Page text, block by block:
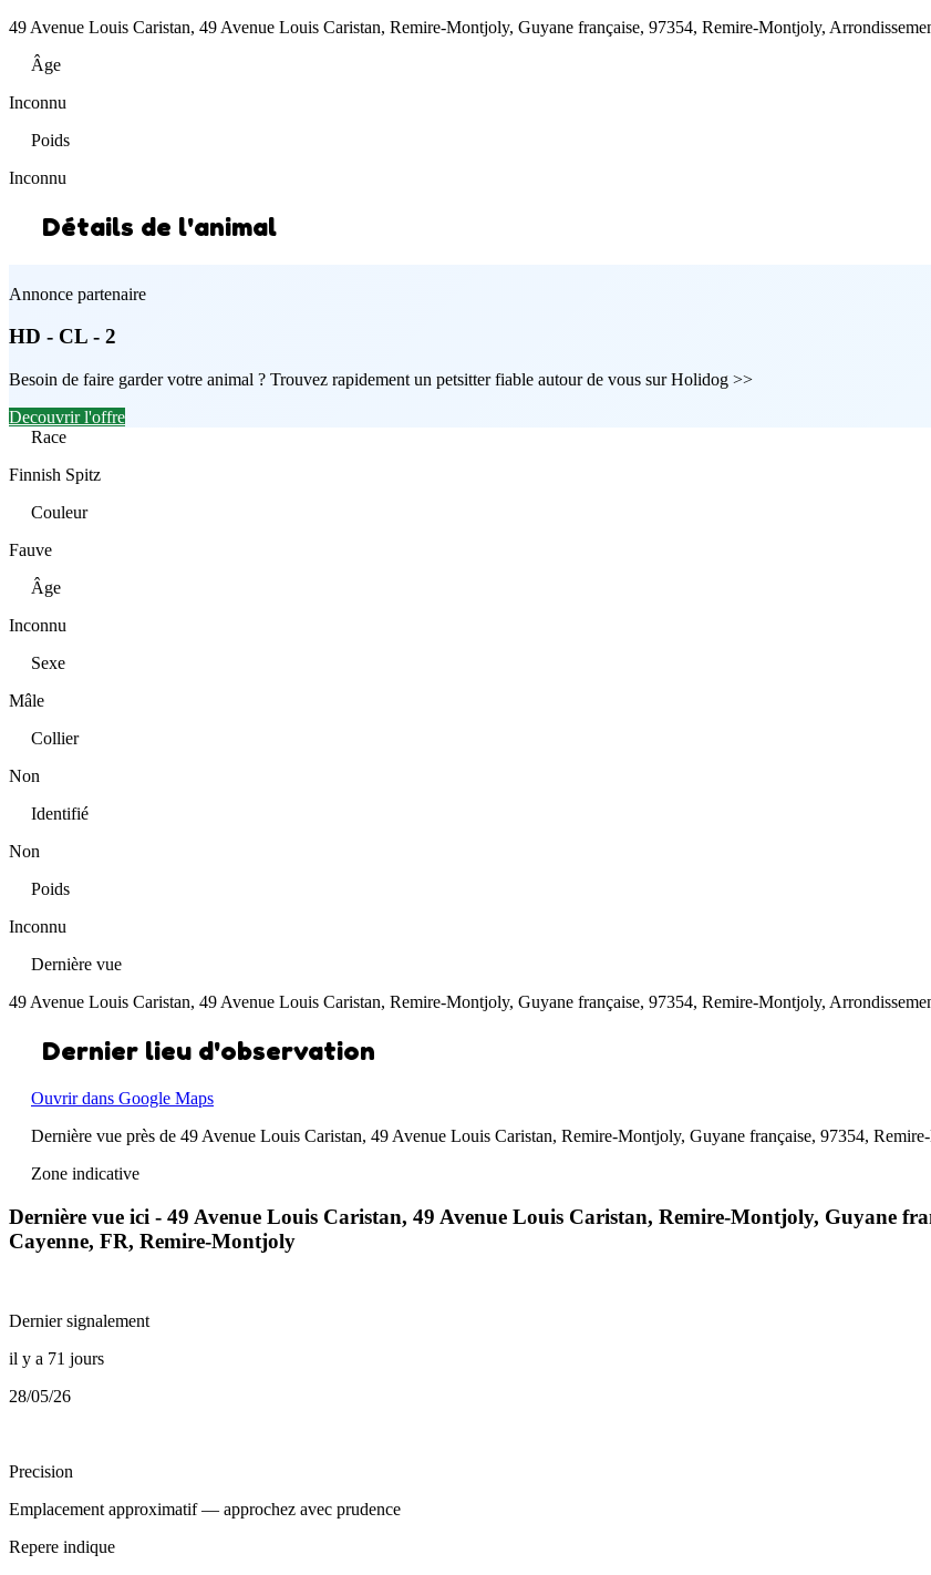
49 Avenue Louis Caristan, 49 Avenue Louis Caristan, Remire-Montjoly, Guyane française, 97354, Remire-Montjoly,
Âge
Inconnu
Poids
Inconnu
Détails de l'animal
Annonce partenaire
HD - CL - 2
Besoin de faire garder votre animal ? Trouvez rapidement un petsitter fiable autour de vous sur Holidog >>
Decouvrir l'offre
Race
Finnish Spitz
Couleur
Fauve
Âge
Inconnu
Sexe
Mâle
Collier
Non
Identifié
Non
Poids
Inconnu
Dernière vue
49 Avenue Louis Caristan, 49 Avenue Louis Caristan, Remire-Montjoly, Guyane française, 97354, Remire-Montjoly,
Dernier lieu d'observation
Ouvrir dans Google Maps
Dernière vue près de 49 Avenue Louis Caristan, 49 Avenue Louis Caristan, Remire-Montjoly, Guyane française, 97354,
Zone indicative
Dernière vue ici - 49 Avenue Louis Caristan, 49 Avenue Louis Caristan, Remire-Montjoly, Guyane
Cayenne, FR, Remire-Montjoly
Dernier signalement
il y a 71 jours
28/05/26
Precision
Emplacement approximatif — approchez avec prudence
Repere indique